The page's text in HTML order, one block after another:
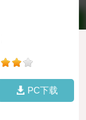
PC下载